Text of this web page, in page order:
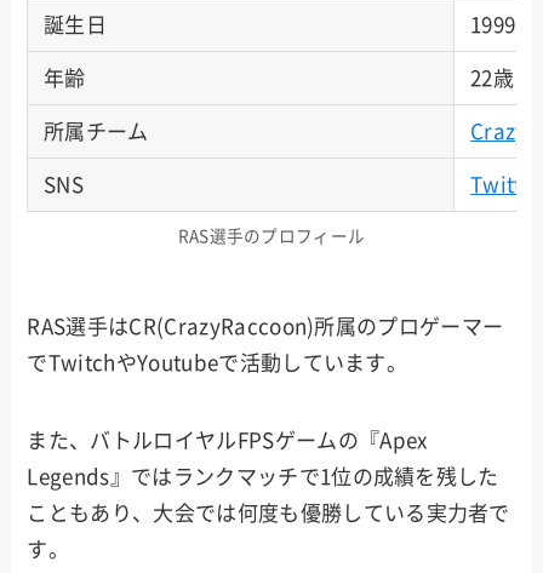
誕生日 1999年
年齢 22歳（
所属チーム Crazy
SNS Twitter
RAS選手のプロフィール
RAS選手はCR(CrazyRaccoon)所属のプロゲーマー
でTwitchやYoutubeで活動しています。
また、バトルロイヤルFPSゲームの『Apex
Legends』ではランクマッチで1位の成績を残した
こともあり、大会では何度も優勝している実力者で
す。